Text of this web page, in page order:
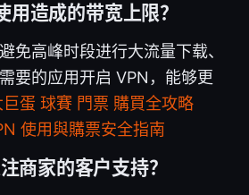
用造成的带宽上限？
免高峰时段进行大流量下载、
要的应用开启 VPN，能够更
巨蛋 球賽 門票 購買全攻略
使用與購票安全指南
商家的客户支持？